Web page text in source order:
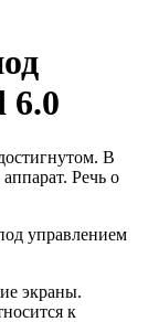
6.0
В
Речь о
экраны.
к